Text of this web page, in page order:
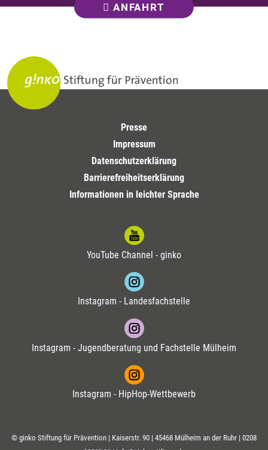
ANFAHRT
Presse
Impressum
Datenschutzerklärung
Barrierefreiheitserklärung
Informationen in leichter Sprache
YouTube Channel - ginko
Instagram - Landesfachstelle
Instagram - Jugendberatung und Fachstelle Mülheim
Instagram - HipHop-Wettbewerb
© ginko Stiftung für Prävention | Kaiserstr. 90 | 45468 Mülheim an der Ruhr | 0208